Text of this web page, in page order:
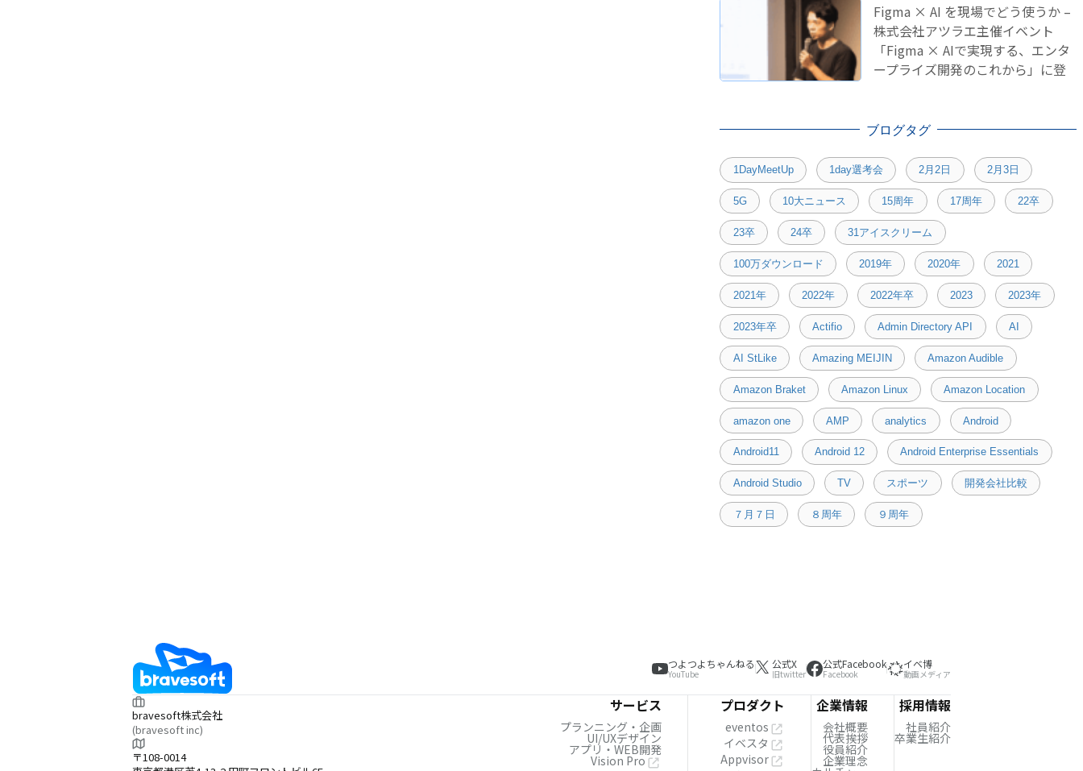
Figma × AI を現場でどう使うか –
株式会社アツラエ主催イベント
「Figma × AIで実現する、エンタ
ープライズ開発のこれから」に登
ブログタグ
1DayMeetUp 1day選考会 2月2日 2月3日
5G 10大ニュース 15周年 17周年 22卒
23卒 24卒 31アイスクリーム
100万ダウンロード 2019年 2020年 2021
2021年 2022年 2022年卒 2023 2023年
2023年卒 Actifio Admin Directory API AI
AI StLike Amazing MEIJIN Amazon Audible
Amazon Braket Amazon Linux Amazon Location
amazon one AMP analytics Android
Android11 Android 12 Android Enterprise Essentials
Android Studio TV スポーツ 開発会社比較
７月７日 ８周年 ９周年
つよつよちゃんねる
YouTube
公式X
旧twitter
公式Facebook
Facebook
イベ博
動画メディア
bravesoft株式会社
(bravesoft inc)
〒108-0014
サービス
プランニング・企画
UI/UXデザイン
アプリ・WEB開発
Vision Pro
プロダクト
eventos
イベスタ
Appvisor
企業情報
会社概要
代表挨拶
役員紹介
企業理念
採用情報
社員紹介
卒業生紹介